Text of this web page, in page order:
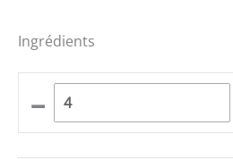
Ingrédients
–